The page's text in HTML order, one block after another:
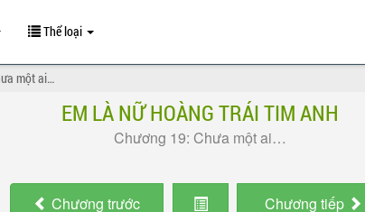
Thể loại
một ai…
EM LÀ NỮ HOÀNG TRÁI TIM ANH
Chương 19: Chưa một ai…
Chương trước Chương tiếp